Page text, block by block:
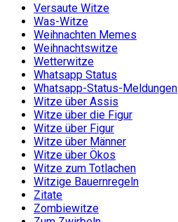
Versaute Witze
Was-Witze
Weihnachten Memes
Weihnachtswitze
Wetterwitze
Whatsapp Status
Whatsapp-Status-Meldungen
Witze über Assis
Witze über die Figur
Witze über Figur
Witze über Männer
Witze über Ökos
Witze zum Totlachen
Witzige Bauernregeln
Zitate
Zombiewitze